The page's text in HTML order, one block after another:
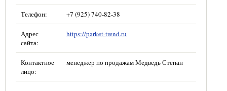
Телефон: +7 (925) 740-82-38
Адрес
сайта:
https://parket-trend.ru
Контактное
лицо:
менеджер по продажам Медведь Степан